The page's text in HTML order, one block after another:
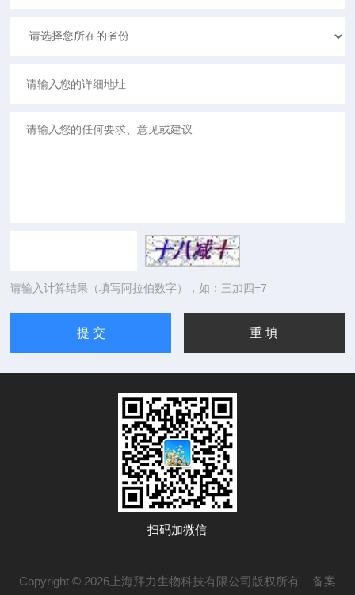
请输入计算结果（填写阿拉伯数字），如：三加四=7
扫码加微信
Copyright © 2026上海拜力生物科技有限公司版权所有 备案